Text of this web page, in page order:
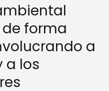
forma
a
a los